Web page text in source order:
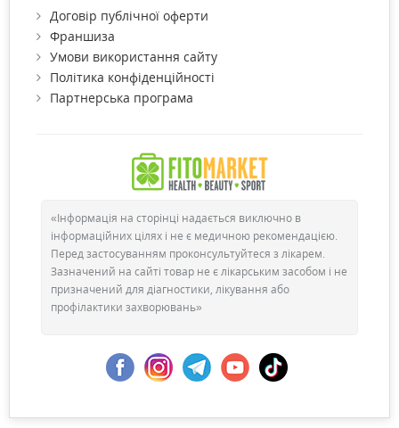
Договір публічної оферти
Франшиза
Умови використання сайту
Політика конфіденційності
Партнерська програма
«Інформація на сторінці надається виключно в
інформаційних цілях і не є медичною рекомендацією.
Перед застосуванням проконсультуйтеся з лікарем.
Зазначений на сайті товар не є лікарським засобом і не
призначений для діагностики, лікування або
профілактики захворювань»